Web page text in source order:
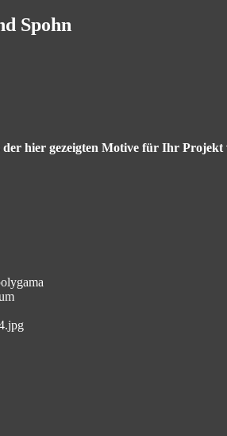
Spohn
hier gezeigten Motive für Ihr Projekt